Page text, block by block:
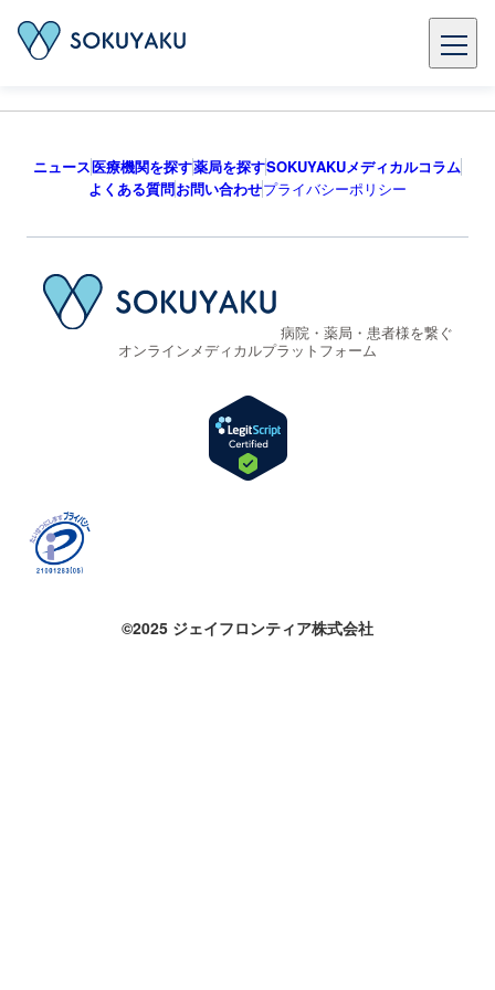
ニュース医療機関を探す薬局を探すSOKUYAKUメディカルコラム
よくある質問お問い合わせプライバシーポリシー
病院・薬局・患者様を繋ぐ
オンラインメディカルプラットフォーム
©2025 ジェイフロンティア株式会社